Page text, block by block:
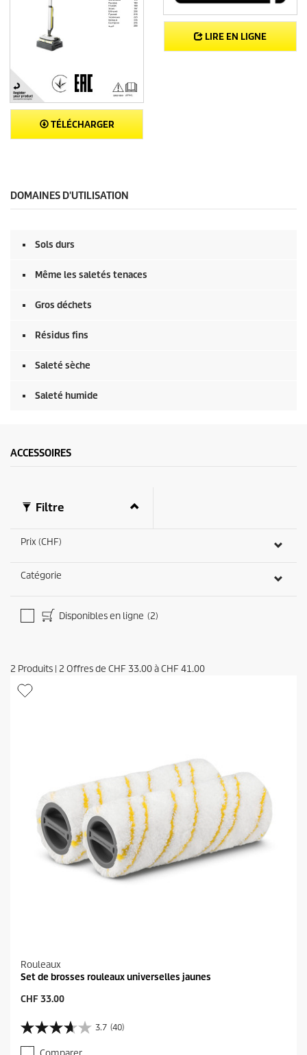
TÉLÉCHARGER
LIRE EN LIGNE
DOMAINES D'UTILISATION
Sols durs
Même les saletés tenaces
Gros déchets
Résidus fins
Saleté sèche
Saleté humide
ACCESSOIRES
Filtre
Prix (CHF)
Catégorie
Disponibles en ligne (2)
2 Produits | 2 Offres de CHF 33.00àCHF 41.00
Rouleaux
Set de brosses rouleaux universelles jaunes
P
i
x
a
CHF 33.00
3.7 (40)
3
.